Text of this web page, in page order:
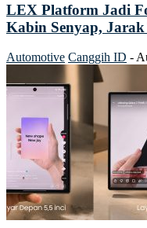
LEX Platform Jadi
Kabin Senyap, Jarak
Automotive Canggih ID -